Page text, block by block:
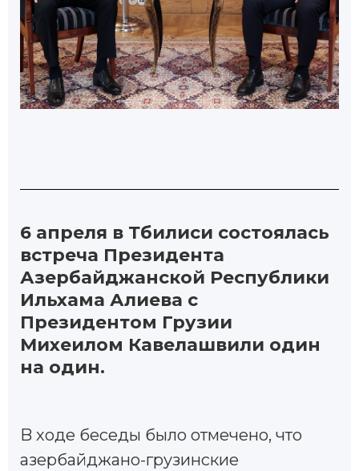
6 апреля в Тбилиси состоялась
встреча Президента
Азербайджанской Республики
Ильхама Алиева с
Президентом Грузии
Михеилом Кавелашвили один
на один.
B ходе беседы было отмечено, что
азербайджано-грузинские